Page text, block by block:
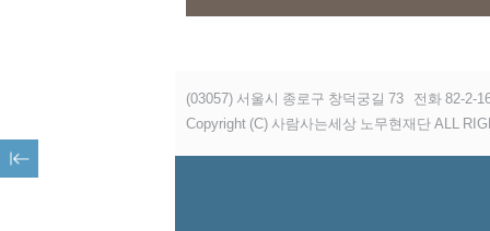
(03057) 서울시 종로구 창덕궁길 73 전화 82-2-
Copyright (C) 사람사는세상 노무현재단 ALL